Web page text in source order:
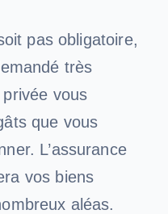
pas obligatoire,
très
vous
que vous
L’assurance
vos biens
aléas.